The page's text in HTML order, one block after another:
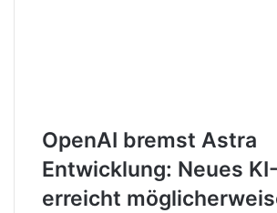
OpenAI bremst Astra
Entwicklung: Neues
erreicht